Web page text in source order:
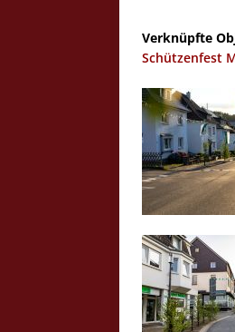
Verknüpfte
Schützenfest